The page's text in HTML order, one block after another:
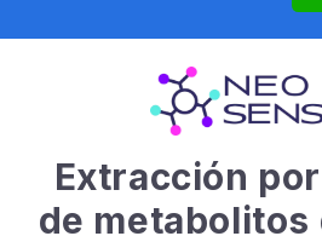
Extracción
de metabolitos